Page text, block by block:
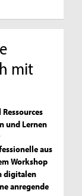
mit
und Lernen
aus
Workshop
digitalen
anregende